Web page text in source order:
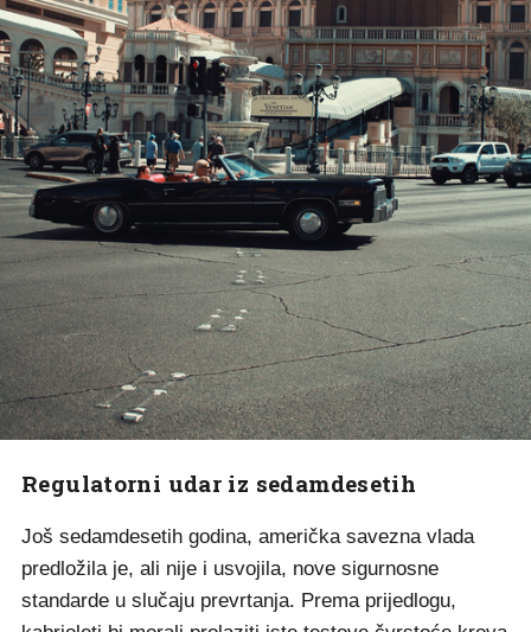
Regulatorni udar iz sedamdesetih
Još sedamdesetih godina, američka savezna vlada
predložila je, ali nije i usvojila, nove sigurnosne
standarde u slučaju prevrtanja. Prema prijedlogu,